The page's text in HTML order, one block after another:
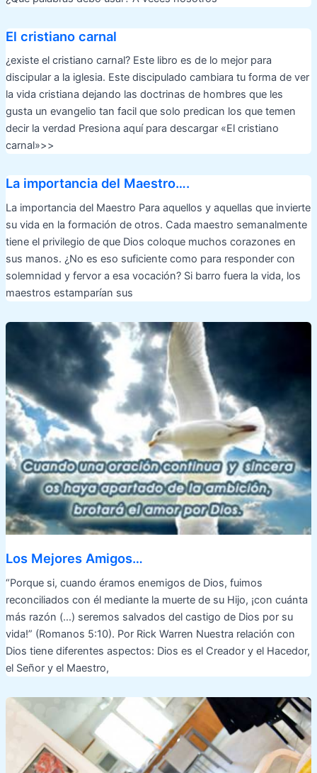
El cristiano carnal
¿existe el cristiano carnal? Este libro es de lo mejor para
discipular a la iglesia. Este discipulado cambiara tu forma de ver
la vida cristiana dejando las doctrinas de hombres que les
gusta un evangelio tan facil que solo predican los que temen
decir la verdad Presiona aquí para descargar «El cristiano
carnal»>>
La importancia del Maestro….
La importancia del Maestro Para aquellos y aquellas que invierte
su vida en la formación de otros. Cada maestro semanalmente
tiene el privilegio de que Dios coloque muchos corazones en
sus manos. ¿No es eso suficiente como para responder con
solemnidad y fervor a esa vocación? Si barro fuera la vida, los
maestros estamparían sus
Los Mejores Amigos…
“Porque si, cuando éramos enemigos de Dios, fuimos
reconciliados con él mediante la muerte de su Hijo, ¡con cuánta
más razón (…) seremos salvados del castigo de Dios por su
vida!” (Romanos 5:10). Por Rick Warren Nuestra relación con
Dios tiene diferentes aspectos: Dios es el Creador y el Hacedor,
el Señor y el Maestro,